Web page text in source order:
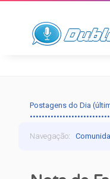
Postagens do Dia
Navegação: